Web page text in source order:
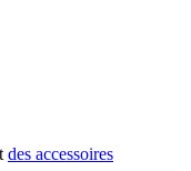
des accessoires